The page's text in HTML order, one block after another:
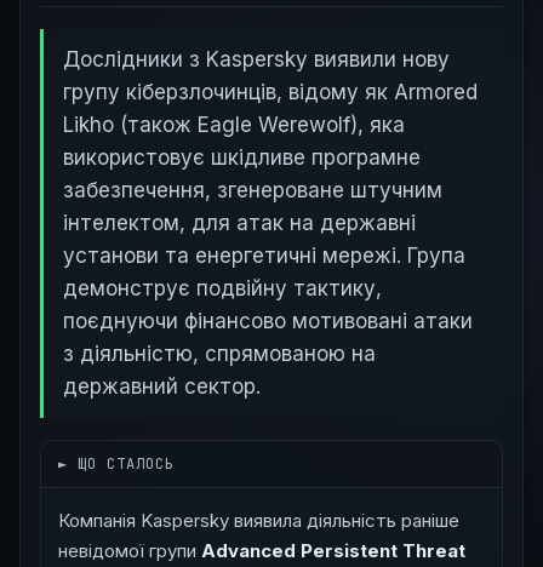
Дослідники з Kaspersky виявили нову
групу кіберзлочинців, відому як Armored
Likho (також Eagle Werewolf), яка
використовує шкідливе програмне
забезпечення, згенероване штучним
інтелектом, для атак на державні
установи та енергетичні мережі. Група
демонструє подвійну тактику,
поєднуючи фінансово мотивовані атаки
з діяльністю, спрямованою на
державний сектор.
► ЩО СТАЛОСЬ
Компанія Kaspersky виявила діяльність раніше
невідомої групи Advanced Persistent Threat